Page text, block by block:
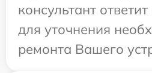
консультант
для уточнения
ремонта Вашего